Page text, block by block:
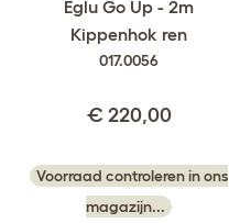
Eglu Go Up - 2m
Kippenhok ren
017.0056
€ 220,00
Voorraad controleren in ons
magazijn...